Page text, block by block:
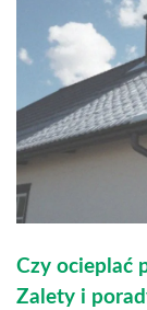
Czy ocieplać
Zalety i